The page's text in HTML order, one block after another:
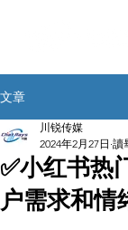
文章
✅小红书热
户需求和情
川锐传媒
2024年2月27日 讀